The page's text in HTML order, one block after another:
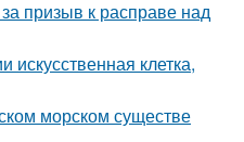
призыв к расправе над
искусственная клетка,
морском существе